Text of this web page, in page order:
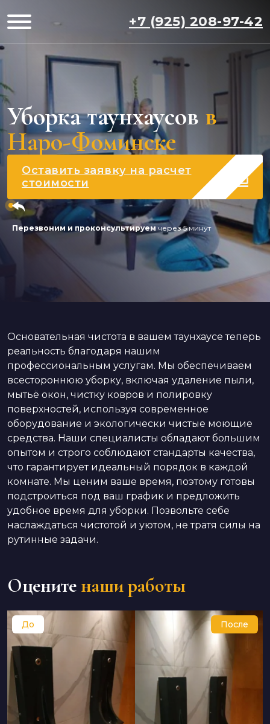
+7 (925) 208-97-42
Уборка таунхаусов в
Наро-Фоминске
Оставить заявку на расчет
стоимости
Перезвоним и проконсультируемчерез 5 минут
Основательная чистота в вашем таунхаусе теперь
реальность благодаря нашим
профессиональным услугам. Мы обеспечиваем
всестороннюю уборку, включая удаление пыли,
мытьё окон, чистку ковров и полировку
поверхностей, используя современное
оборудование и экологически чистые моющие
средства. Наши специалисты обладают большим
опытом и строго соблюдают стандарты качества,
что гарантирует идеальный порядок в каждой
комнате. Мы ценим ваше время, поэтому готовы
подстроиться под ваш график и предложить
удобное время для уборки. Позвольте себе
наслаждаться чистотой и уютом, не тратя силы на
рутинные задачи.
Оцените наши работы